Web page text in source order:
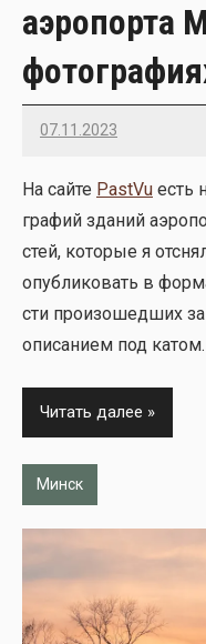
аэропорта
07.11.2023
22
На сай­те PastVu есть
гра­фий зда­ний
стей, кото­рые я
опуб­ли­ко­вать в
сти про­изо­шед­ших
опи­са­ни­ем под катом.
Читать далее
Минск